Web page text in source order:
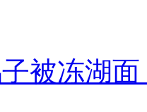
被冻湖